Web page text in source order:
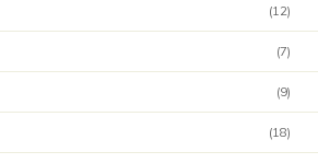
(12)
(7)
(9)
(18)